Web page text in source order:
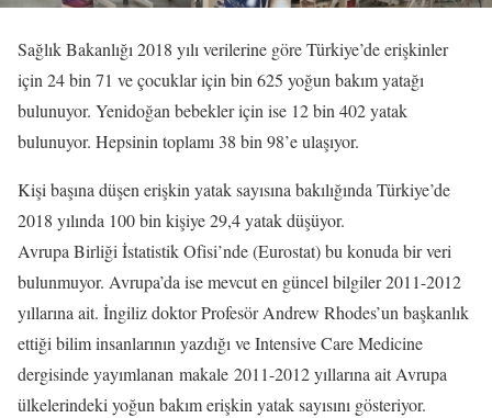
Sağlık Bakanlığı 2018 yılı verilerine göre Türkiye’de erişkinler
için 24 bin 71 ve çocuklar için bin 625 yoğun bakım yatağı
bulunuyor. Yenidoğan bebekler için ise 12 bin 402 yatak
bulunuyor. Hepsinin toplamı 38 bin 98’e ulaşıyor.
Kişi başına düşen erişkin yatak sayısına bakılığında Türkiye’de
2018 yılında 100 bin kişiye 29,4 yatak düşüyor.
Avrupa Birliği İstatistik Ofisi’nde (Eurostat) bu konuda bir veri
bulunmuyor. Avrupa’da ise mevcut en güncel bilgiler 2011-2012
yıllarına ait. İngiliz doktor Profesör Andrew Rhodes’un başkanlık
ettiği bilim insanlarının yazdığı ve Intensive Care Medicine
dergisinde yayımlanan makale 2011-2012 yıllarına ait Avrupa
ülkelerindeki yoğun bakım erişkin yatak sayısını gösteriyor.